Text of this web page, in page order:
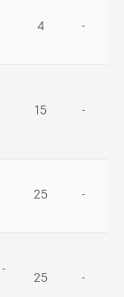
4 -
15 -
25 -
-
25 -